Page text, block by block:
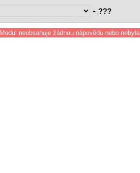
- ???
Modul neobsahuje žádnou nápovědu nebo